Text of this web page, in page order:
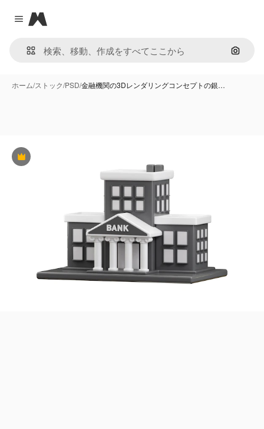
Close menu
Magnific
画像で
ホーム/ストック/PSD/金融機関の3Dレンダリングコンセプトの銀…
Premium